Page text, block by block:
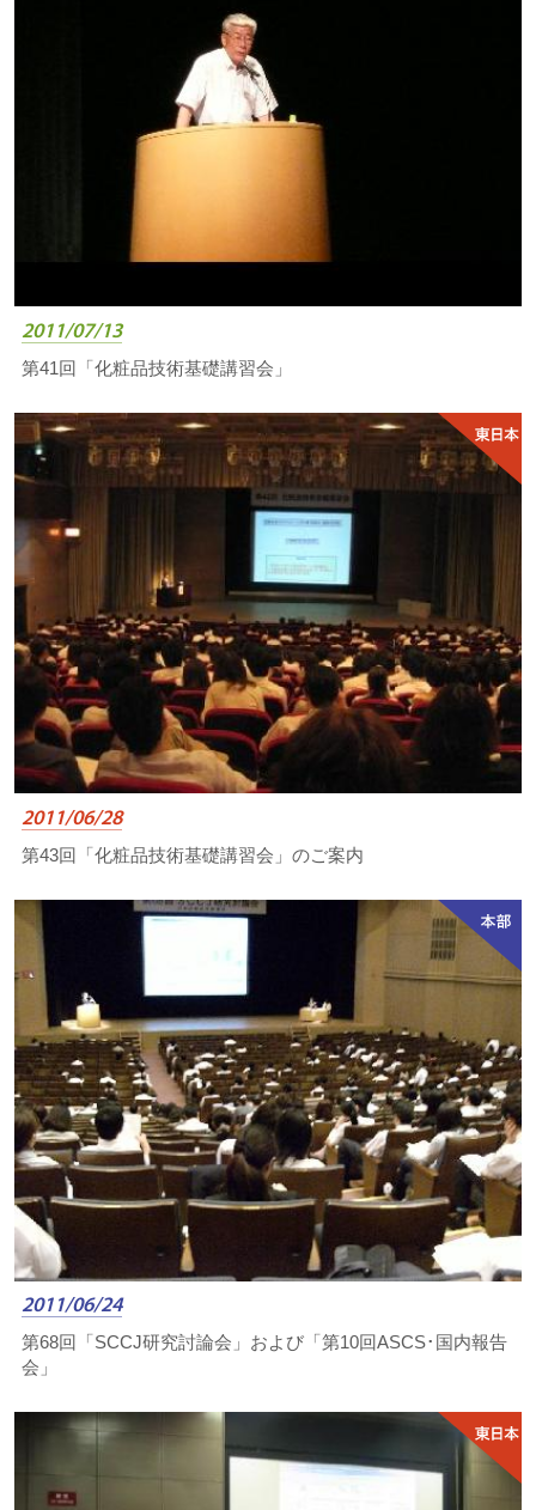
2011/07/13
第41回「化粧品技術基礎講習会」
2011/06/28
第43回「化粧品技術基礎講習会」のご案内
2011/06/24
第68回「SCCJ研究討論会」および「第10回ASCS･国内報告
会」